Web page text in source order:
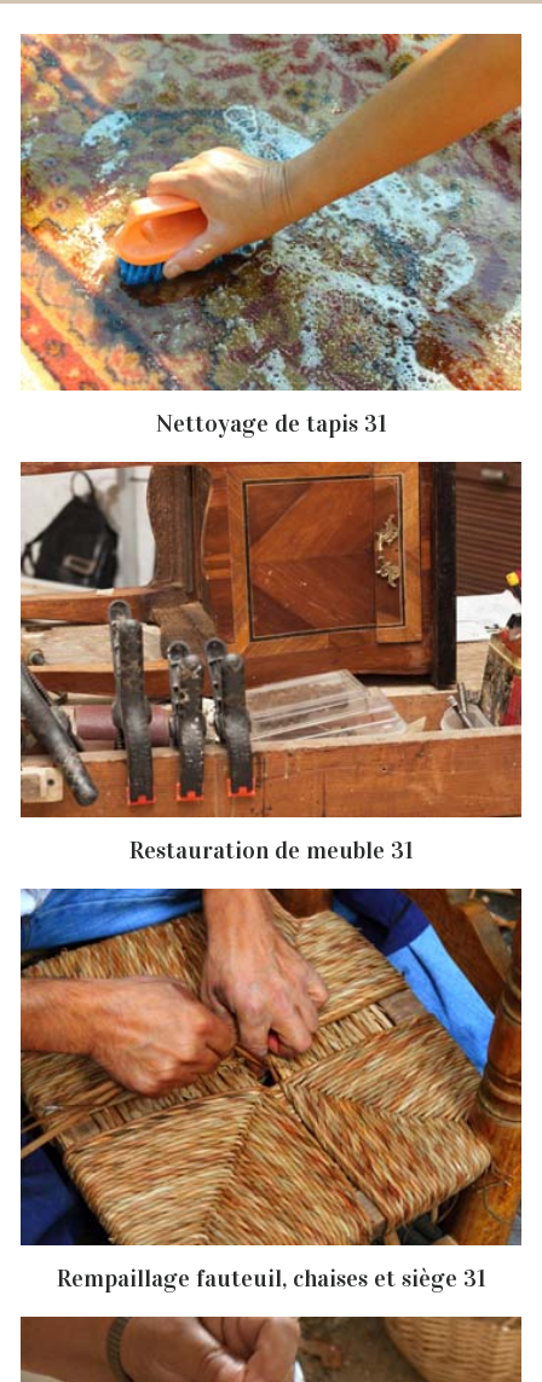
Nettoyage de tapis 31
Restauration de meuble 31
Rempaillage fauteuil, chaises et siège 31